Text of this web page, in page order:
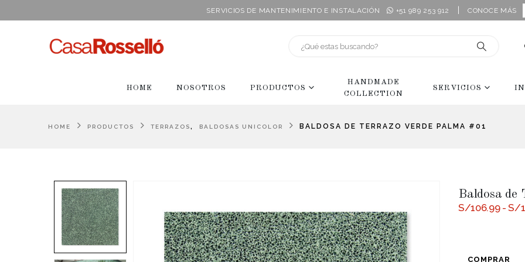
SERVICIOS DE MANTENIMIENTO E INSTALACIÓN +51 989 253 912 CONOCE MÁS
HOME NOSOTROS PRODUCTOS
HANDMADE
COLLECTION
SERVICIOS
HOME PRODUCTOS TERRAZOS, BALDOSAS UNICOLOR BALDOSA DE TERRAZO VERDE PALMA #01
Baldosa de
S/106.99 - S/
COMPRAR